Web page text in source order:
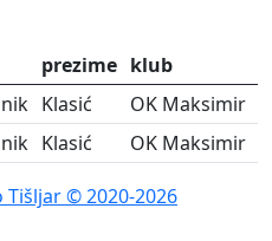
prezime klub
Klasić
OK Maksimir
Klasić OK Maksimir
© 2020-2026